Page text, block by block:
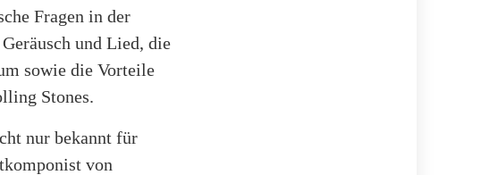
Fragen in der
und Lied, die
sowie die Vorteile
Stones.
nur bekannt für
von